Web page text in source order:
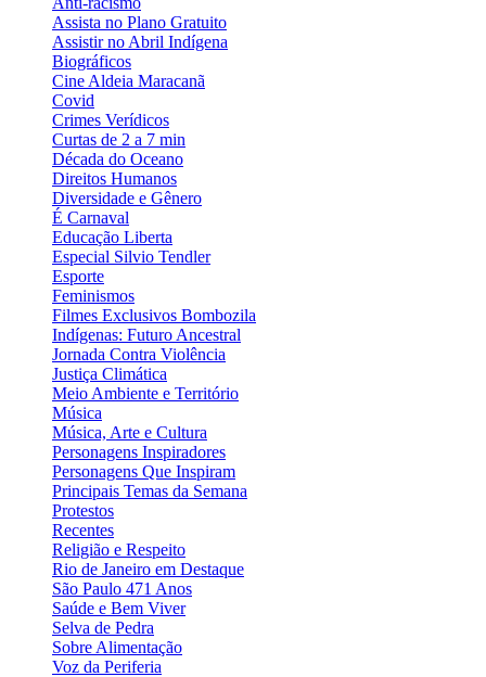
Assista no Plano Gratuito
Assistir no Abril Indígena
Biográficos
Cine Aldeia Maracanã
Covid
Crimes Verídicos
Curtas de 2 a 7 min
Década do Oceano
Direitos Humanos
Diversidade e Gênero
É Carnaval
Educação Liberta
Especial Silvio Tendler
Esporte
Feminismos
Filmes Exclusivos Bombozila
Indígenas: Futuro Ancestral
Jornada Contra Violência
Justiça Climática
Meio Ambiente e Território
Música
Música, Arte e Cultura
Personagens Inspiradores
Personagens Que Inspiram
Principais Temas da Semana
Protestos
Recentes
Religião e Respeito
Rio de Janeiro em Destaque
São Paulo 471 Anos
Saúde e Bem Viver
Selva de Pedra
Sobre Alimentação
Voz da Periferia